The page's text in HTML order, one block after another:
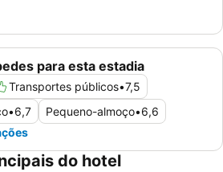
para esta estadia
Transportes públicos•7,5
•6,7 Pequeno-almoço•6,6
do hotel